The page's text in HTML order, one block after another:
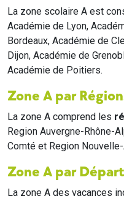
La zone scolaire A est
Académie de Lyon,
Bordeaux, Académie de
Dijon, Académie de
Académie de Poitiers.
Zone A par
La zone A comprend les
Region Auvergne-Rhône-
Comté et Region
Zone A par
La zone A des vacances